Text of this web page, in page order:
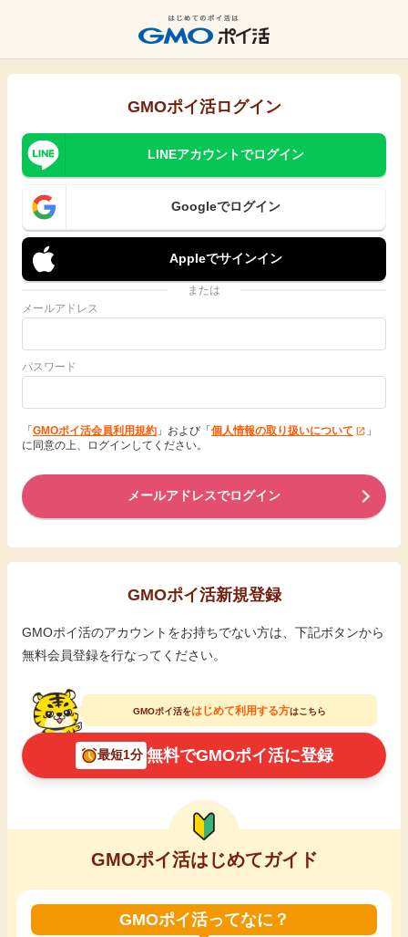
GMOポイ活ログイン
LINEアカウントでログイン
Googleでログイン
Appleでサインイン
または
メールアドレス
パスワード
「GMOポイ活会員利用規約 」および「個人情報の取り扱いについて
」
に同意の上、ログインしてください。
メールアドレスでログイン
GMOポイ活新規登録
GMOポイ活のアカウントをお持ちでない方は、下記ボタンから
無料会員登録を行なってください。
GMOポイ活をはじめて利用する方はこちら
最短1分 無料でGMOポイ活に登録
GMOポイ活はじめてガイド
GMOポイ活ってなに？